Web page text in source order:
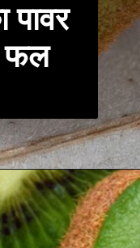
पावर
फल